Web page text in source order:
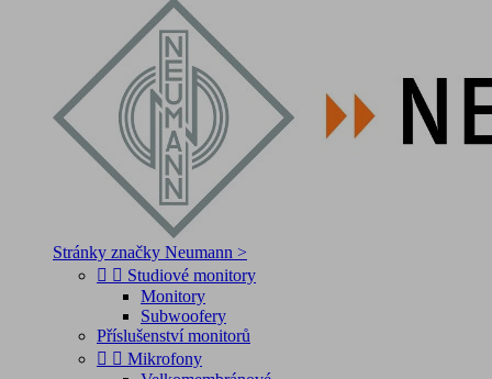
Stránky značky Neumann >
  Studiové monitory
Monitory
Subwoofery
Příslušenství monitorů
  Mikrofony